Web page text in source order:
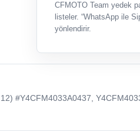
CFMOTO Team yedek
listeler. “WhatsApp ile
yönlendirir.
#Y4CFM4033A0437,